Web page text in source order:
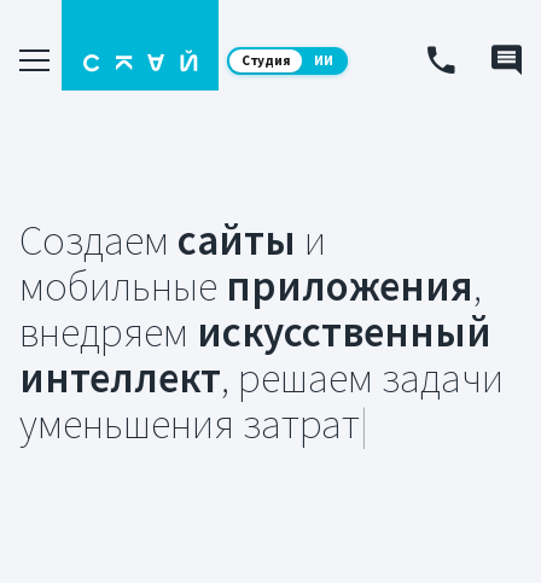
Студия ИИ
Создаем сайты и
мобильные приложения,
внедряем искусственный
интеллект, решаем задачи
уменьшения за|